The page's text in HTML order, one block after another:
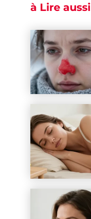
à Lire aussi